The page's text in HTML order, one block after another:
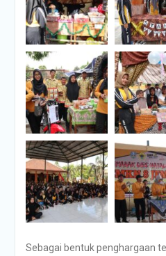
Sebagai bentuk penghargaan